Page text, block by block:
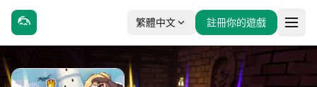
繁體中文 註冊你的遊戲